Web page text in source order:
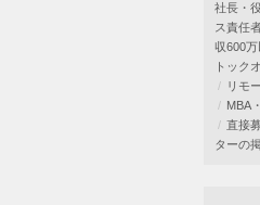
社長・
ス責任
収600万
トック
リモ
MBA
直接
ターの